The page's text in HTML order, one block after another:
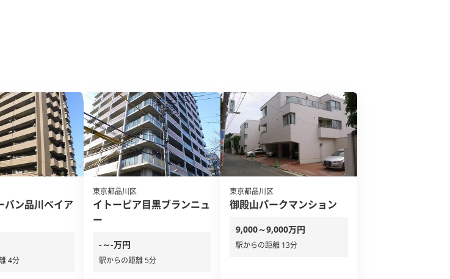
バン品川ベイア
4分
東京都品川区
イトーピア目黒ブランニュ
ー
-～-万円
駅からの距離 5分
東京都品川区
御殿山パークマンション
9,000～9,000万円
駅からの距離 13分